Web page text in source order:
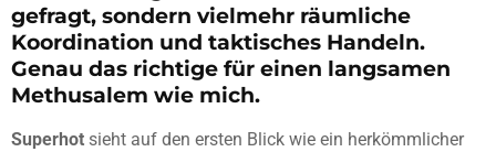
gefragt, sondern vielmehr räumliche
Koordination und taktisches Handeln.
Genau das richtige für einen langsamen
Methusalem wie mich.
Superhot sieht auf den ersten Blick wie ein herkömmlicher